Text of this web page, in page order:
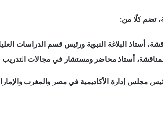
تضم كلًا من:
أستاذ البلاغة النبوية ورئيس قسم الدراسات
أستاذ محاضر ومستشار في مجالات التدريب
مجلس إدارة الأكاديمية في مصر والمغرب